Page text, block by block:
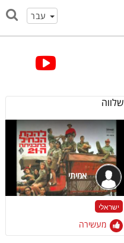
עבר
שלווה
אמיתי
ישראלי
מעשירה